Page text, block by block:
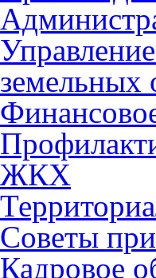
земельных
ЖКХ
Советы
Кадровое